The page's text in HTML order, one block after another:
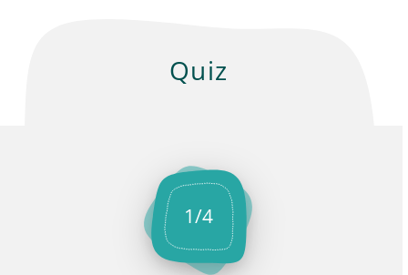
Quiz
1/4